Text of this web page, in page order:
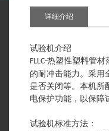
详细介绍
试验机介绍
FLLC-热塑性塑料管材
的耐冲击能力。采用
是否关闭等。本机所
电保护功能，以保障
试验机标准方法 ：